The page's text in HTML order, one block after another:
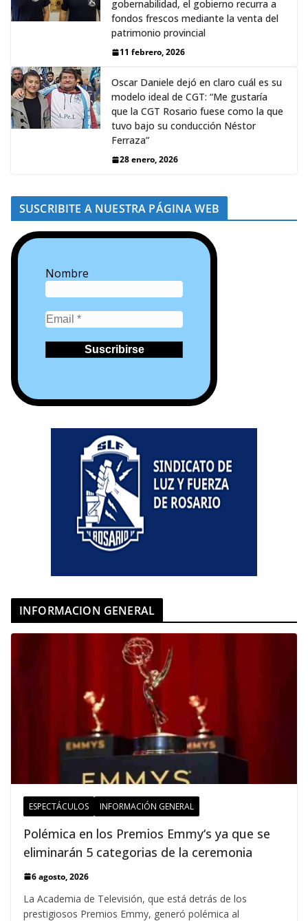
gobernabilidad, el gobierno recurra a
fondos frescos mediante la venta del
patrimonio provincial
11 febrero, 2026
Oscar Daniele dejó en claro cuál es su
modelo ideal de CGT: “Me gustaría
que la CGT Rosario fuese como la que
tuvo bajo su conducción Néstor
Ferraza”
28 enero, 2026
SUSCRIBITE A NUESTRA PÁGINA WEB
Nombre
INFORMACION GENERAL
ESPECTÁCULOS INFORMACIÓN GENERAL
Polémica en los Premios Emmy‘s ya que se
eliminarán 5 categorias de la ceremonia
6 agosto, 2026
La Academia de Televisión, que está detrás de los
prestigiosos Premios Emmy, generó polémica al